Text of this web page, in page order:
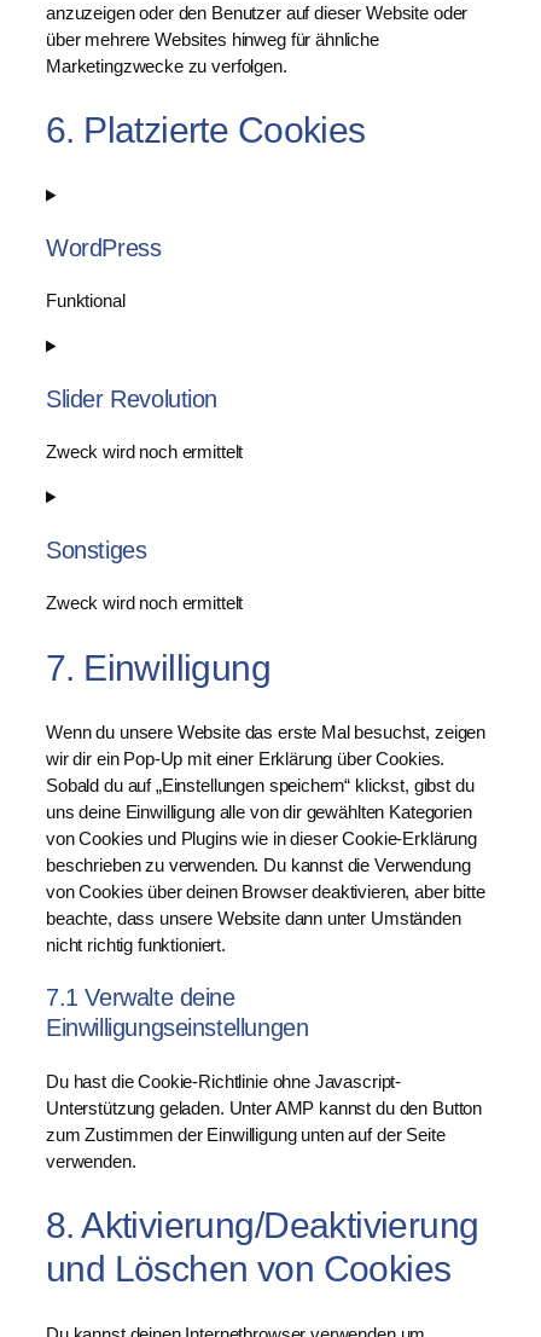
anzuzeigen oder den Benutzer auf dieser Website oder
über mehrere Websites hinweg für ähnliche
Marketingzwecke zu verfolgen.
6. Platzierte Cookies
WordPress
Funktional
C
n
e
t
o
e
v
e
w
o
r
d
p
r
e
s
Slider Revolution
Zweck wird noch ermittelt
C
n
e
t
s
e
r
v
i
c
e
s
l
d
e
-
r
e
v
l
u
t
Sonstiges
Zweck wird noch ermittelt
o
s
e
n
t
t
o
s
e
r
i
c
s
o
g
e
s
7. Einwilligung
Wenn du unsere Website das erste Mal besuchst, zeigen
wir dir ein Pop-Up mit einer Erklärung über Cookies.
Sobald du auf „Einstellungen speichern“ klickst, gibst du
uns deine Einwilligung alle von dir gewählten Kategorien
von Cookies und Plugins wie in dieser Cookie-Erklärung
beschrieben zu verwenden. Du kannst die Verwendung
von Cookies über deinen Browser deaktivieren, aber bitte
beachte, dass unsere Website dann unter Umständen
nicht richtig funktioniert.
7.1 Verwalte deine
Einwilligungseinstellungen
Du hast die Cookie-Richtlinie ohne Javascript-
Unterstützung geladen. Unter AMP kannst du den Button
zum Zustimmen der Einwilligung unten auf der Seite
verwenden.
8. Aktivierung/Deaktivierung
und Löschen von Cookies